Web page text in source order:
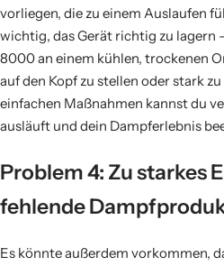
vorliegen, die zu einem Auslaufen
wichtig, das Gerät richtig zu lagern
8000 an einem kühlen, trockenen
auf den Kopf zu stellen oder stark
einfachen Maßnahmen kannst du
ausläuft und dein Dampferlebnis
Problem 4: Zu starkes
fehlende
Es könnte außerdem vorkommen,